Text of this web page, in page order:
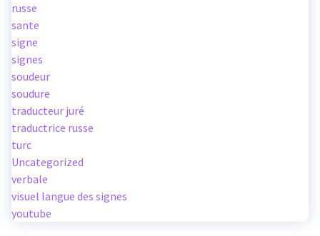
russe
sante
signe
signes
soudeur
soudure
traducteur juré
traductrice russe
turc
Uncategorized
verbale
visuel langue des signes
youtube